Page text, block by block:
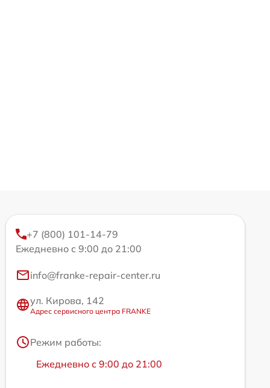
+7 (800) 101-14-79
Ежедневно с 9:00 до 21:00
info@franke-repair-center.ru
ул. Кирова, 142
Адрес сервисного центра FRANKE
Режим работы:
Ежедневно с 9:00 до 21:00